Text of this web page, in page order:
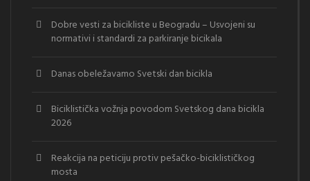
Dobre vesti za bicikliste u Beogradu – Usvojeni su
normativi i standardi za parkiranje bicikala
Danas obeležavamo Svetski dan bicikla
Biciklistička vožnja povodom Svetskog dana bicikla
2026
Reakcija na peticiju protiv pešačko-biciklističkog
mosta